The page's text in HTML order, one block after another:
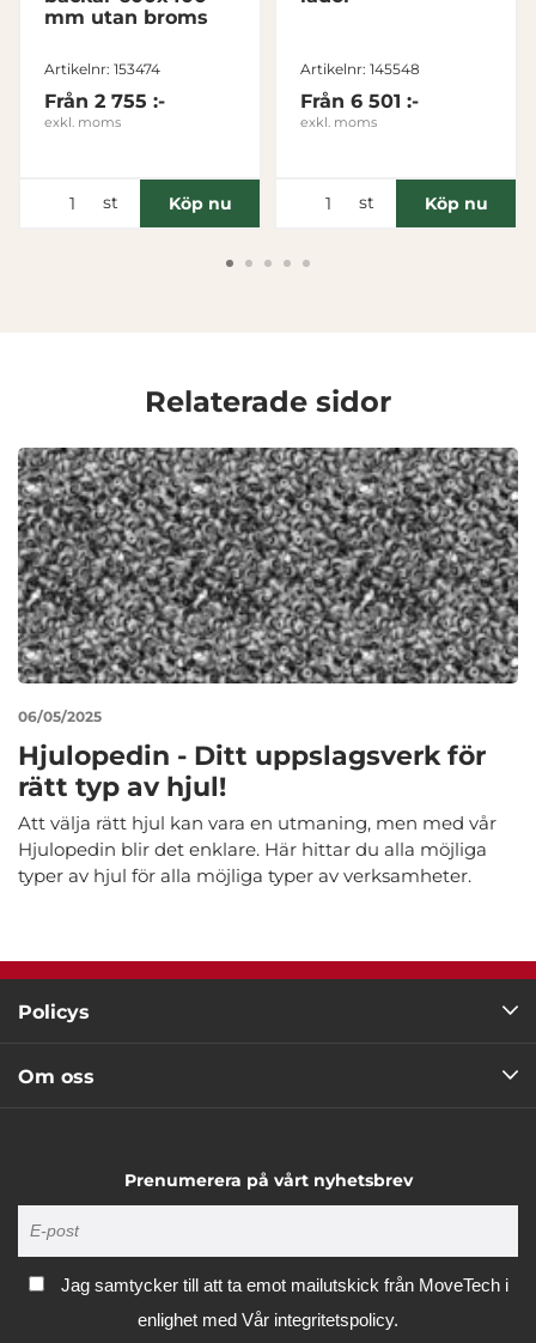
Inställningar
Statistik
Tillåt urval
Avvisa
mm utan broms
Artikelnr: 153474
Från 2 755 :-
exkl. moms
st Köp nu
Artikelnr: 145548
Från 6 501 :-
exkl. moms
st Köp nu
Relaterade sidor
06/05/2025
Hjulopedin - Ditt uppslagsverk för
rätt typ av hjul!
Att välja rätt hjul kan vara en utmaning, men med vår
Hjulopedin blir det enklare. Här hittar du alla möjliga
typer av hjul för alla möjliga typer av verksamheter.
Policys
Om oss
Prenumerera på vårt nyhetsbrev
Jag samtycker till att ta emot mailutskick från MoveTech i
enlighet med Vår integritetspolicy.